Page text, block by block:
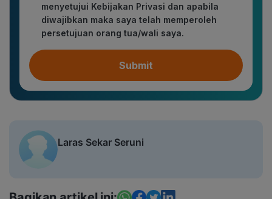
menyetujui Kebijakan Privasi dan apabila
diwajibkan maka saya telah memperoleh
persetujuan orang tua/wali saya.
Submit
Laras Sekar Seruni